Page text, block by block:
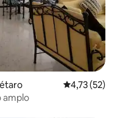
4,73 de uma
4,73 (52)
amplo